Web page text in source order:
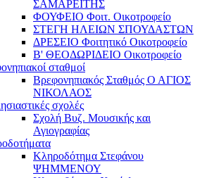
ΣΑΜΑΡΕΙΤΗΣ
ΦΟΥΦΕΙΟ Φοιτ. Οικοτροφείο
ΣΤΕΓΗ ΗΛΕΙΩΝ ΣΠΟΥΔΑΣΤΩΝ
ΔΡΕΣΕΙΟ Φοιτητικό Οικοτροφείο
Β' ΘΕΟΔΩΡΙΔΕΙΟ Οικοτροφείο
σταθμοί
Βρεφονηπιακός Σταθμός Ο ΑΓΙΟΣ
ΝΙΚΟΛΑΟΣ
σχολές
Σχολή Βυζ. Μουσικής και
Αγιογραφίας
Κληροδότημα Στεφάνου
ΨΗΜΜΕΝΟΥ